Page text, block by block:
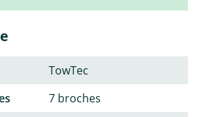
TowTec
7 broches